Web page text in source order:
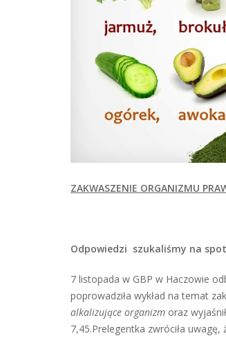
ZAKWASZENIE ORGANIZMU
Odpowiedzi szukaliśmy na
7 listopada w GBP w Haczowie
poprowadziła wykład na temat
alkalizujące organizm oraz
7,45.Prelegentka zwróciła